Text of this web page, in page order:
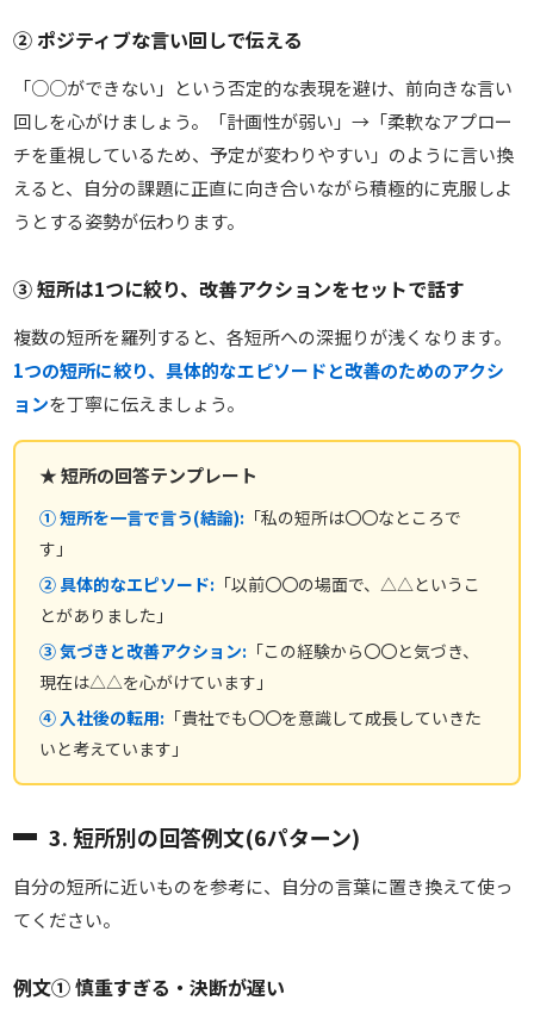
② ポジティブな言い回しで伝える
「○○ができない」という否定的な表現を避け、前向きな言い
回しを心がけましょう。「計画性が弱い」→「柔軟なアプロー
チを重視しているため、予定が変わりやすい」のように言い換
えると、自分の課題に正直に向き合いながら積極的に克服しよ
うとする姿勢が伝わります。
③ 短所は1つに絞り、改善アクションをセットで話す
複数の短所を羅列すると、各短所への深掘りが浅くなります。
1つの短所に絞り、具体的なエピソードと改善のためのアクシ
ョンを丁寧に伝えましょう。
★ 短所の回答テンプレート
① 短所を一言で言う(結論): 「私の短所は〇〇なところで
す」
② 具体的なエピソード: 「以前〇〇の場面で、△△というこ
とがありました」
③ 気づきと改善アクション: 「この経験から〇〇と気づき、
現在は△△を心がけています」
④ 入社後の転用: 「貴社でも〇〇を意識して成長していきた
いと考えています」
3. 短所別の回答例文(6パターン)
自分の短所に近いものを参考に、自分の言葉に置き換えて使っ
てください。
例文① 慎重すぎる・決断が遅い